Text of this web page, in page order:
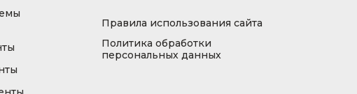
Правила использования сайта
Политика обработки
персональных данных